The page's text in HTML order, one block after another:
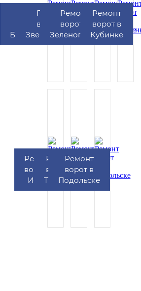
Ремонт
ворот в
Бронницах
Ремонт
ворот в
Звенигороде
Ремонт
ворот в
Зеленограде
Ремонт
ворот в
Кубинке
Ремонт
ворот в
Истре
Ремонт
ворот в
Троицке
Ремонт
ворот в
Подольске